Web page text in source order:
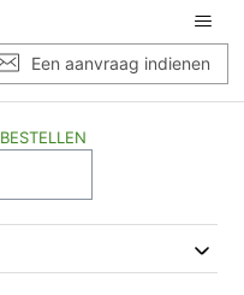
Een aanvraag indienen
BESTELLEN